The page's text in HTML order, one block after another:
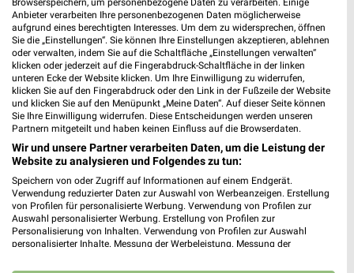
10,2 km
Büro Spezial
Gültig bis Fr. 14.08.
10,2 km
Spezial-Prospekt der Marken
Gültig bis Fr. 21.08.
XXXLutz XXXLutz
Anbieter verarbeiten Ihre personenbezogenen Daten möglicherweise
aufgrund eines berechtigten Interesses. Um dem zu widersprechen, öffnen
Sie die „Einstellungen“. Sie können Ihre Einstellungen akzeptieren, ablehnen
oder verwalten, indem Sie auf die Schaltfläche „Einstellungen verwalten“
klicken oder jederzeit auf die Fingerabdruck-Schaltfläche in der linken
unteren Ecke der Website klicken. Um Ihre Einwilligung zu widerrufen,
klicken Sie auf den Fingerabdruck oder den Link in der Fußzeile der Website
und klicken Sie auf den Menüpunkt „Meine Daten“. Auf dieser Seite können
Sie Ihre Einwilligung widerrufen. Diese Entscheidungen werden unseren
Partnern mitgeteilt und haben keinen Einfluss auf die Browserdaten.
Wir und unsere Partner verarbeiten Daten, um die Leistung der
Website zu analysieren und Folgendes zu tun:
Speichern von oder Zugriff auf Informationen auf einem Endgerät.
Verwendung reduzierter Daten zur Auswahl von Werbeanzeigen. Erstellung
von Profilen für personalisierte Werbung. Verwendung von Profilen zur
Auswahl personalisierter Werbung. Erstellung von Profilen zur
Personalisierung von Inhalten. Verwendung von Profilen zur Auswahl
personalisierter Inhalte. Messung der Werbeleistung. Messung der
Kombinationen von Daten aus verschiedenen Quellen. Entwicklung und